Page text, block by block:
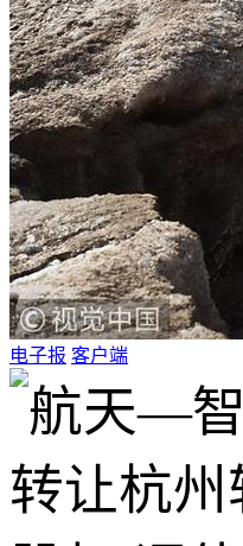
电子报 客户端